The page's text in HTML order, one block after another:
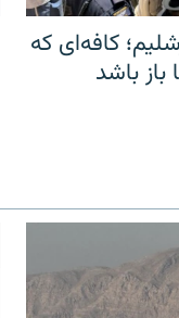
کافه‌ای که
باشد